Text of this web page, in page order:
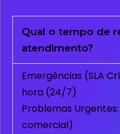
Qual o tempo de
atendimento?
Emergências (SLA
hora (24/7)
Problemas
comercial)